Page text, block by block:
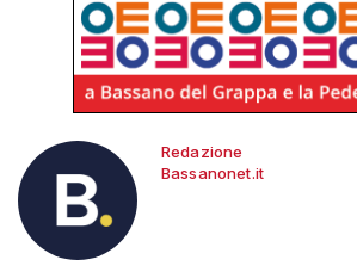
Redazione
Bassanonet.it